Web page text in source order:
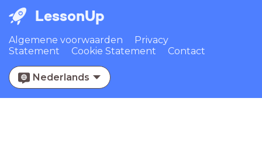
LessonUp
Algemene voorwaarden
Privacy
Statement
Cookie Statement Contact
Nederlands